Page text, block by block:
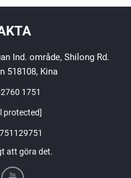
Ind. område, Shilong Rd.
518108, Kina
1751
protected]
att göra det.